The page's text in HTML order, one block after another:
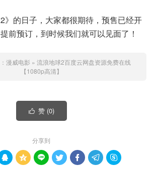
》的日子，大家都很期待，预售已经开
前预订，到时候我们就可以见面了！
漫威电影 » 流浪地球2百度云网盘资源免费在线
【1080p高清】
 赞 (0)
分享到
      